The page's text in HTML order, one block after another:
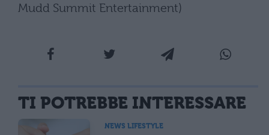
Mudd Summit Entertainment)
TI POTREBBE INTERESSARE
NEWS LIFESTYLE